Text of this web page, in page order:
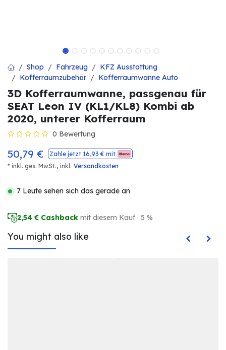
Shop Fahrzeug
KFZ Ausstattung
Kofferraumzubehör
Kofferraumwanne Auto
3D Kofferraumwanne, passgenau für
SEAT Leon IV (KL1/KL8) Kombi ab
2020, unterer Kofferraum
0 Bewertung
50,79 € Zahle jetzt 16,93 € mit
* inkl. ges. MwSt., inkl. Versandkosten
7 Leute sehen sich das gerade an
2,54 € Cashback mit diesem Kauf · 5 %
You might also like